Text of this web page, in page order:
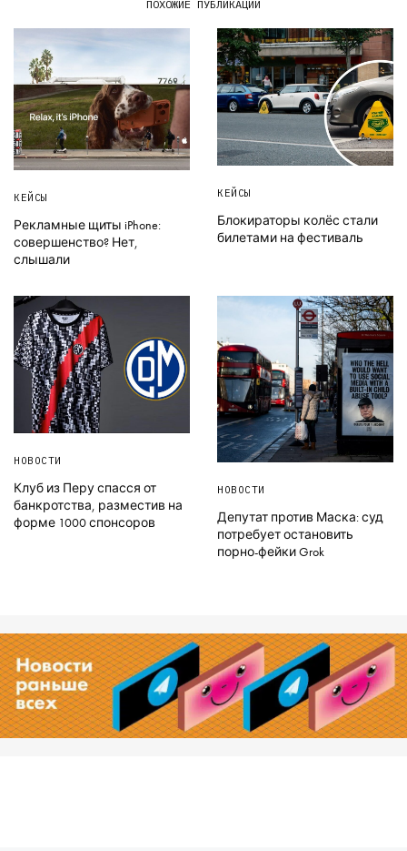
ПОХОЖИЕ ПУБЛИКАЦИИ
КЕЙСЫ
Рекламные щиты iPhone:
совершенство? Нет,
слышали
КЕЙСЫ
Блокираторы колёс стали
билетами на фестиваль
НОВОСТИ
Клуб из Перу спасся от
банкротства, разместив на
форме 1000 спонсоров
НОВОСТИ
Депутат против Маска: суд
потребует остановить
порно-фейки Grok